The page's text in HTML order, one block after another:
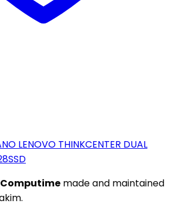
LENOVO THINKCENTER DUAL
Computime made and maintained